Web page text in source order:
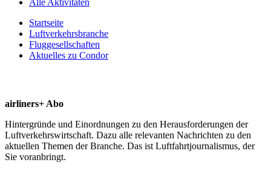
Startseite
Luftverkehrsbranche
Fluggesellschaften
Aktuelles zu Condor
airliners+ Abo
Hintergründe und Einordnungen zu den Herausforderungen der
Luftverkehrswirtschaft. Dazu alle relevanten Nachrichten zu den
aktuellen Themen der Branche. Das ist Luftfahrtjournalismus, der
Sie voranbringt.